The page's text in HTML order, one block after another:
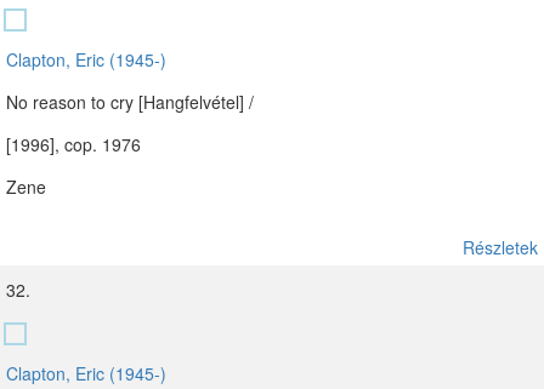
Clapton, Eric (1945-)
No reason to cry [Hangfelvétel] /
[1996], cop. 1976
Zene
Részletek
32.
Clapton, Eric (1945-)